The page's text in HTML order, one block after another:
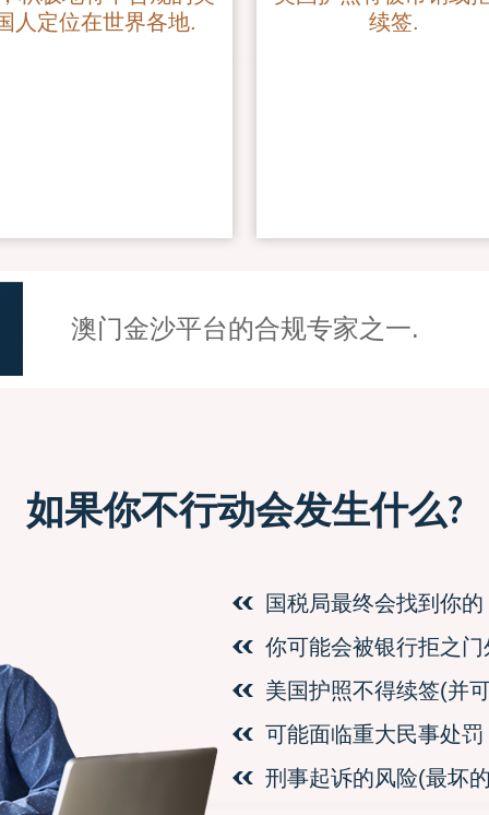
人定位在世界各地.
续签.
澳门金沙平台的合规专家之一.
如果你不行动会发生什么?
国税局最终会找到你的
你可能会被银行拒之门
美国护照不得续签(并
可能面临重大民事处罚
刑事起诉的风险(最坏